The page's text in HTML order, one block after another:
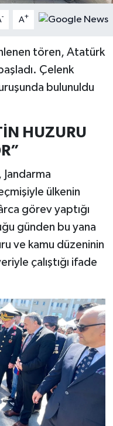
- A+
tören, Atatürk
Çelenk
bulunuldu
HUZURU
ülkenin
görev yaptığı
günden bu yana
ve kamu düzeninin
çalıştığı ifade